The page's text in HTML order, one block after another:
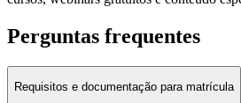
Perguntas frequentes
Requisitos e documentação para matrícula